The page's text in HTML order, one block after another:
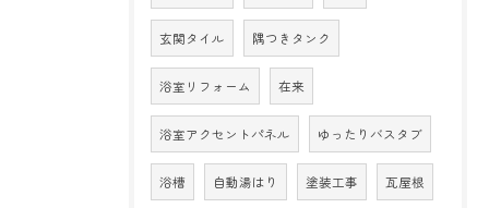
玄関タイル 隅つきタンク
浴室リフォーム 在来
浴室アクセントパネル ゆったりバスタブ
浴槽 自動湯はり 塗装工事 瓦屋根